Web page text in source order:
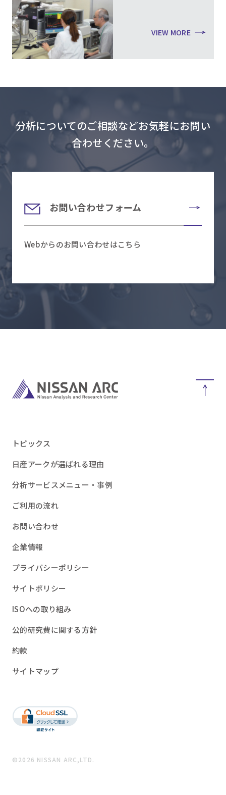
VIEW MORE
分析についてのご相談などお気軽にお問い
合わせください。
お問い合わせフォーム
Webからのお問い合わせはこちら
トピックス
日産アークが選ばれる理由
分析サービスメニュー・事例
ご利用の流れ
お問い合わせ
企業情報
プライバシーポリシー
サイトポリシー
ISOへの取り組み
公的研究費に関する方針
約款
サイトマップ
©2026 NISSAN ARC,LTD.